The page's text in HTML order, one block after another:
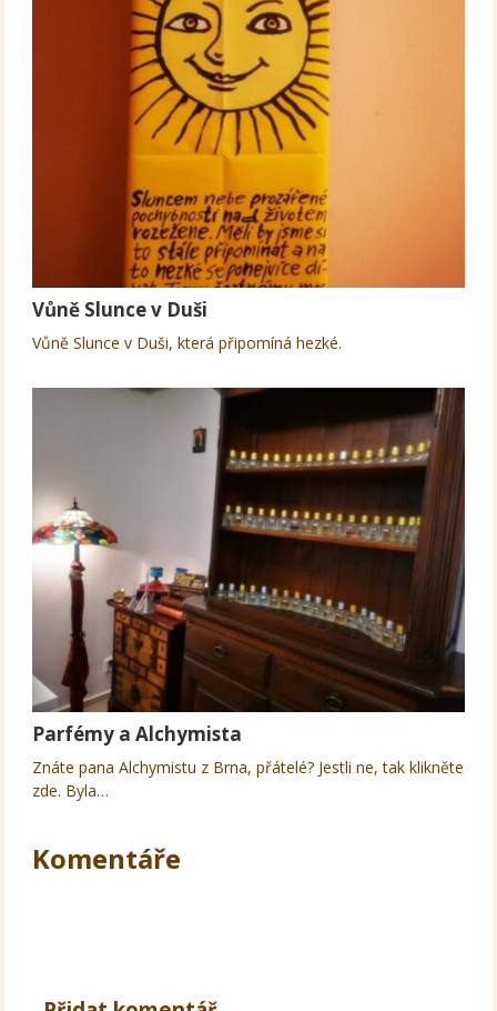
Vůně Slunce v Duši
Vůně Slunce v Duši, která připomíná hezké.
Parfémy a Alchymista
Znáte pana Alchymistu z Brna, přátelé? Jestli ne, tak klikněte
zde. Byla…
Komentáře